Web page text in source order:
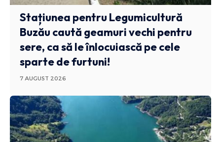
Stațiunea pentru Legumicultură
Buzău caută geamuri vechi pentru
sere, ca să le înlocuiască pe cele
sparte de furtuni!
7 AUGUST 2026